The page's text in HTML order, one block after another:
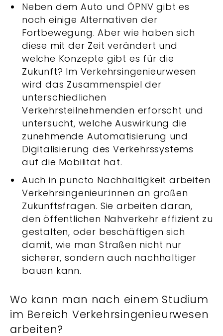
Neben dem Auto und ÖPNV gibt es
noch einige Alternativen der
Fortbewegung. Aber wie haben sich
diese mit der Zeit verändert und
welche Konzepte gibt es für die
Zukunft? Im Verkehrsingenieurwesen
wird das Zusammenspiel der
unterschiedlichen
Verkehrsteilnehmenden erforscht und
untersucht, welche Auswirkung die
zunehmende Automatisierung und
Digitalisierung des Verkehrssystems
auf die Mobilität hat.
Auch in puncto Nachhaltigkeit arbeiten
Verkehrsingenieur:innen an großen
Zukunftsfragen. Sie arbeiten daran,
den öffentlichen Nahverkehr effizient zu
gestalten, oder beschäftigen sich
damit, wie man Straßen nicht nur
sicherer, sondern auch nachhaltiger
bauen kann.
Wo kann man nach einem Studium
im Bereich Verkehrsingenieurwesen
arbeiten?